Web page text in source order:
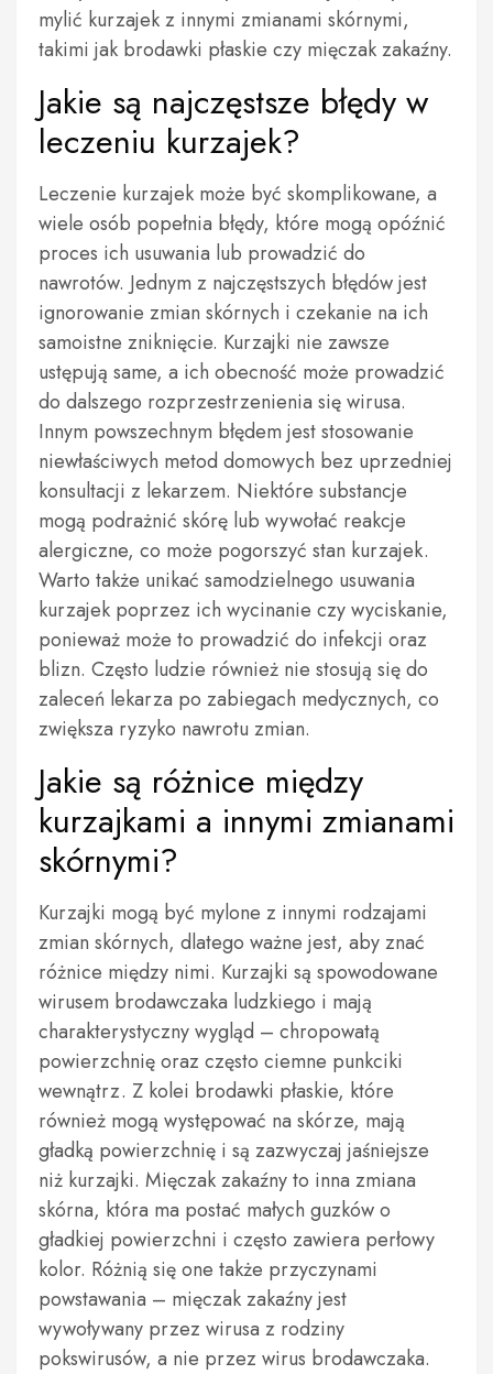
mylić kurzajek z innymi zmianami skórnymi,
takimi jak brodawki płaskie czy mięczak zakaźny.
Jakie są najczęstsze błędy w
leczeniu kurzajek?
Leczenie kurzajek może być skomplikowane, a
wiele osób popełnia błędy, które mogą opóźnić
proces ich usuwania lub prowadzić do
nawrotów. Jednym z najczęstszych błędów jest
ignorowanie zmian skórnych i czekanie na ich
samoistne zniknięcie. Kurzajki nie zawsze
ustępują same, a ich obecność może prowadzić
do dalszego rozprzestrzenienia się wirusa.
Innym powszechnym błędem jest stosowanie
niewłaściwych metod domowych bez uprzedniej
konsultacji z lekarzem. Niektóre substancje
mogą podrażnić skórę lub wywołać reakcje
alergiczne, co może pogorszyć stan kurzajek.
Warto także unikać samodzielnego usuwania
kurzajek poprzez ich wycinanie czy wyciskanie,
ponieważ może to prowadzić do infekcji oraz
blizn. Często ludzie również nie stosują się do
zaleceń lekarza po zabiegach medycznych, co
zwiększa ryzyko nawrotu zmian.
Jakie są różnice między
kurzajkami a innymi zmianami
skórnymi?
Kurzajki mogą być mylone z innymi rodzajami
zmian skórnych, dlatego ważne jest, aby znać
różnice między nimi. Kurzajki są spowodowane
wirusem brodawczaka ludzkiego i mają
charakterystyczny wygląd – chropowatą
powierzchnię oraz często ciemne punkciki
wewnątrz. Z kolei brodawki płaskie, które
również mogą występować na skórze, mają
gładką powierzchnię i są zazwyczaj jaśniejsze
niż kurzajki. Mięczak zakaźny to inna zmiana
skórna, która ma postać małych guzków o
gładkiej powierzchni i często zawiera perłowy
kolor. Różnią się one także przyczynami
powstawania – mięczak zakaźny jest
wywoływany przez wirusa z rodziny
pokswirusów, a nie przez wirus brodawczaka.